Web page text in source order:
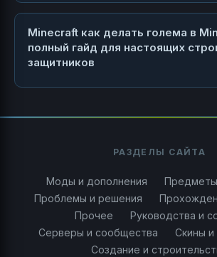
Minecraft как делать голема в
полный гайд для настоящих
защитников
РАЗДЕЛЫ САЙТА
Моды и дополнения
Проблемы и решения
Прочее
Руководства и
Серверы и сообщества
Скины и
Создание и